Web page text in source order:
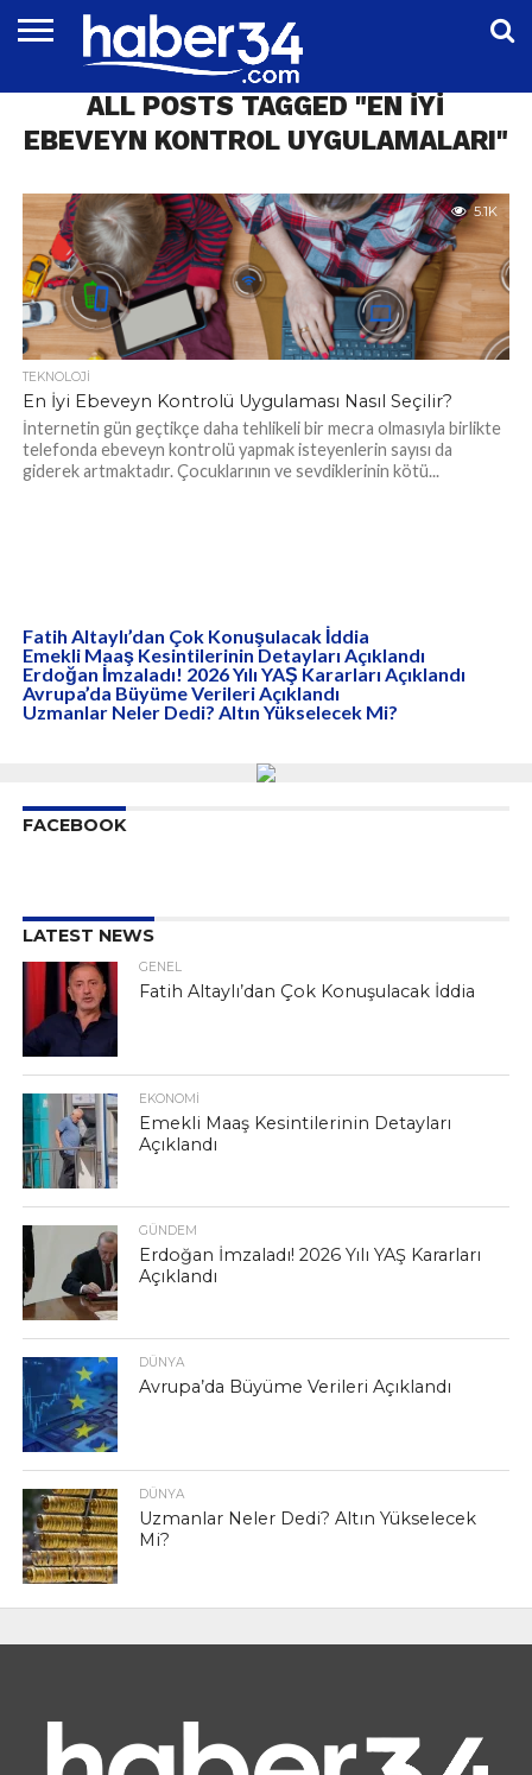
EĞITIM
EKONOMI
GENEL
MAGAZIN
OTOMOTIV
SIYASET
SPOR
TEKNOLOJI
ALL POSTS TAGGED "EN IYI
EBEVEYN KONTROL UYGULAMALARI"
5.1K
TEKNOLOJI
En İyi Ebeveyn Kontrolü Uygulaması Nasıl Seçilir?
İnternetin gün geçtikçe daha tehlikeli bir mecra olmasıyla birlikte
telefonda ebeveyn kontrolü yapmak isteyenlerin sayısı da
giderek artmaktadır. Çocuklarının ve sevdiklerinin kötü...
Fatih Altaylı’dan Çok Konuşulacak İddia
Emekli Maaş Kesintilerinin Detayları Açıklandı
Erdoğan İmzaladı! 2026 Yılı YAŞ Kararları Açıklandı
Avrupa’da Büyüme Verileri Açıklandı
Uzmanlar Neler Dedi? Altın Yükselecek Mi?
FACEBOOK
LATEST NEWS
GENEL
Fatih Altaylı’dan Çok Konuşulacak İddia
EKONOMI
Emekli Maaş Kesintilerinin Detayları
Açıklandı
GÜNDEM
Erdoğan İmzaladı! 2026 Yılı YAŞ Kararları
Açıklandı
DÜNYA
Avrupa’da Büyüme Verileri Açıklandı
DÜNYA
Uzmanlar Neler Dedi? Altın Yükselecek
Mi?